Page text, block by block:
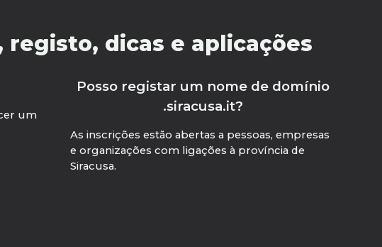
dicas e aplicações
um
Posso registar um nome de domínio
.siracusa.it?
As inscrições estão abertas a pessoas, empresas
e organizações com ligações à província de
Siracusa.